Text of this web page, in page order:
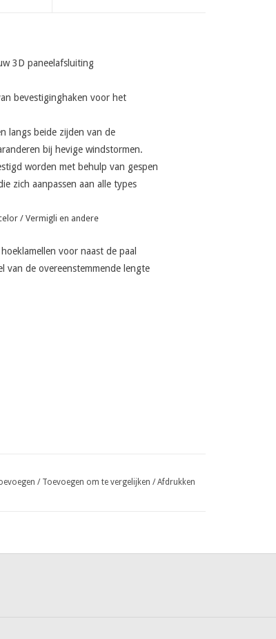
3D paneelafsluiting
bevestiginghaken voor het
langs beide zijden van de
bij hevige windstormen.
worden met behulp van gespen
zich aanpassen aan alle types
/ Vermigli en andere
voor naast de paal
van de overeenstemmende lengte
/ Toevoegen om te vergelijken /Afdrukken